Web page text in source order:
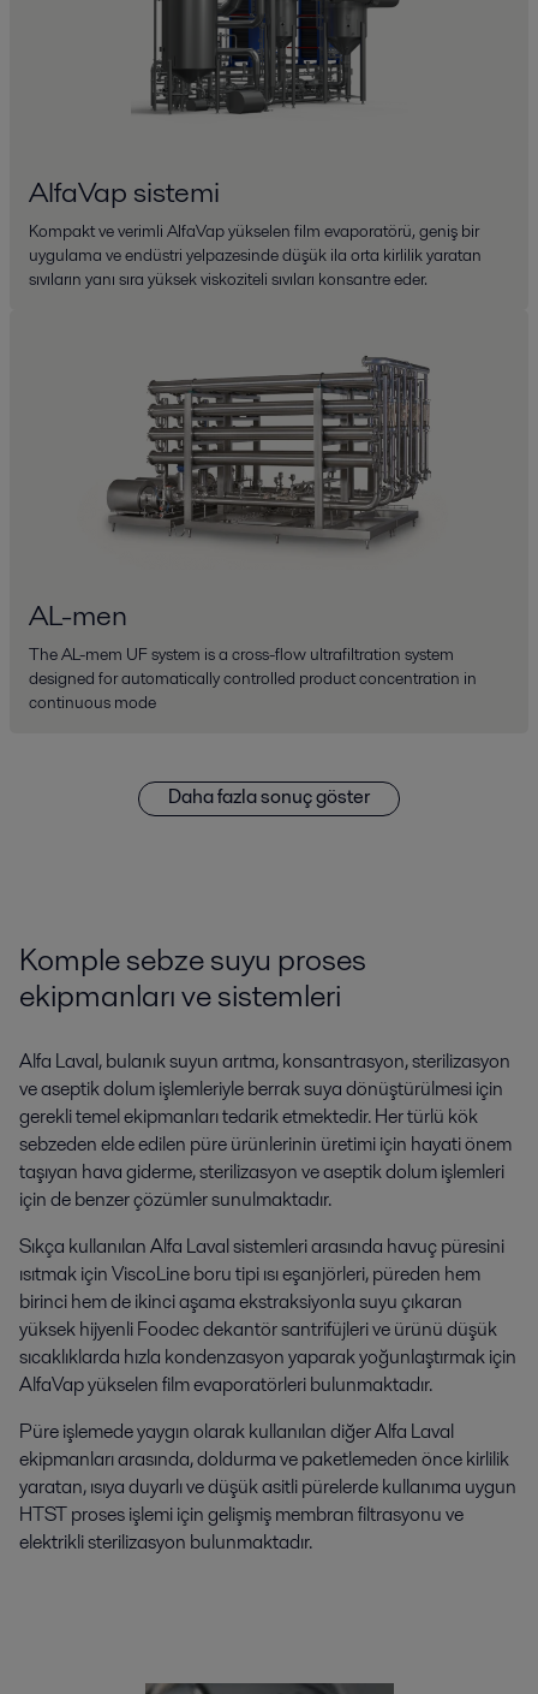
AlfaVap sistemi
Kompakt ve verimli AlfaVap yükselen film evaporatörü, geniş bir
uygulama ve endüstri yelpazesinde düşük ila orta kirlilik yaratan
sıvıların yanı sıra yüksek viskoziteli sıvıları konsantre eder.
AL-men
The AL-mem UF system is a cross-flow ultrafiltration system
designed for automatically controlled product concentration in
continuous mode
Daha fazla sonuç göster
Komple sebze suyu proses
ekipmanları ve sistemleri
Alfa Laval, bulanık suyun arıtma, konsantrasyon, sterilizasyon
ve aseptik dolum işlemleriyle berrak suya dönüştürülmesi için
gerekli temel ekipmanları tedarik etmektedir. Her türlü kök
sebzeden elde edilen püre ürünlerinin üretimi için hayati önem
taşıyan hava giderme, sterilizasyon ve aseptik dolum işlemleri
için de benzer çözümler sunulmaktadır.
Sıkça kullanılan Alfa Laval sistemleri arasında havuç püresini
ısıtmak için ViscoLine boru tipi ısı eşanjörleri, püreden hem
birinci hem de ikinci aşama ekstraksiyonla suyu çıkaran
yüksek hijyenli Foodec dekantör santrifüjleri ve ürünü düşük
sıcaklıklarda hızla kondenzasyon yaparak yoğunlaştırmak için
AlfaVap yükselen film evaporatörleri bulunmaktadır.
Püre işlemede yaygın olarak kullanılan diğer Alfa Laval
ekipmanları arasında, doldurma ve paketlemeden önce kirlilik
yaratan, ısıya duyarlı ve düşük asitli pürelerde kullanıma uygun
HTST proses işlemi için gelişmiş membran filtrasyonu ve
elektrikli sterilizasyon bulunmaktadır.